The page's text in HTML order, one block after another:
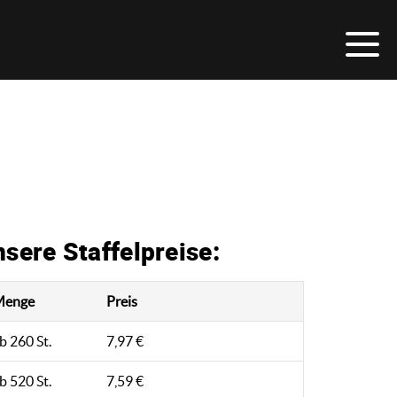
Staffelpreise:
Preis
260 St. 7,97 €
520 St. 7,59 €